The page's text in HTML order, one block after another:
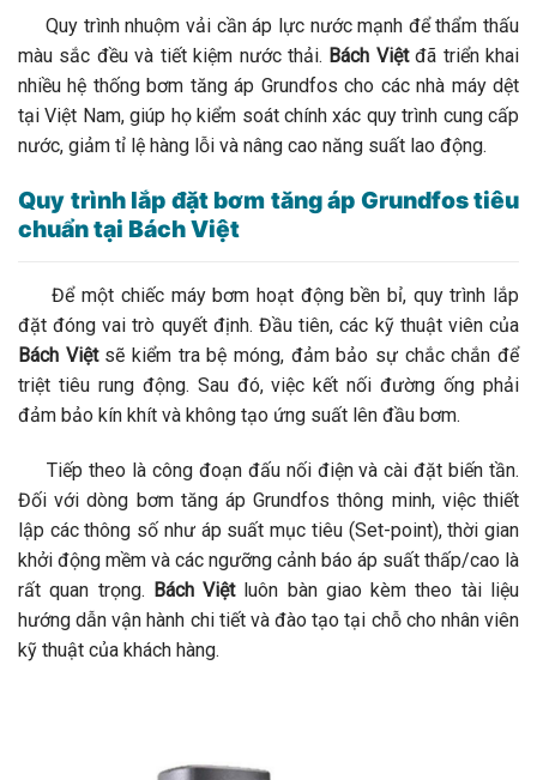
Quy trình nhuộm vải cần áp lực nước mạnh để thẩm thấu
màu sắc đều và tiết kiệm nước thải. Bách Việtđã triển khai
nhiều hệ thống bơm tăng áp Grundfos cho các nhà máy dệt
tại Việt Nam, giúp họ kiểm soát chính xác quy trình cung cấp
nước, giảm tỉ lệ hàng lỗi và nâng cao năng suất lao động.
Quy trình lắp đặt bơm tăng áp Grundfos tiêu
chuẩn tại Bách Việt
Để một chiếc máy bơm hoạt động bền bỉ, quy trình lắp
đặt đóng vai trò quyết định. Đầu tiên, các kỹ thuật viên của
Bách Việtsẽ kiểm tra bệ móng, đảm bảo sự chắc chắn để
triệt tiêu rung động. Sau đó, việc kết nối đường ống phải
đảm bảo kín khít và không tạo ứng suất lên đầu bơm.
Tiếp theo là công đoạn đấu nối điện và cài đặt biến tần.
Đối với dòng bơm tăng áp Grundfos thông minh, việc thiết
lập các thông số như áp suất mục tiêu (Set-point), thời gian
khởi động mềm và các ngưỡng cảnh báo áp suất thấp/cao là
rất quan trọng. Bách Việtluôn bàn giao kèm theo tài liệu
hướng dẫn vận hành chi tiết và đào tạo tại chỗ cho nhân viên
kỹ thuật của khách hàng.